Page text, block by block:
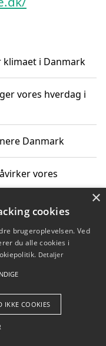
i Danmark
vores hverdag i
Danmark
vores
unges
×
cookies
brugeroplevelsen. Ved
du alle cookies i
Detaljer
IKKE COOKIES